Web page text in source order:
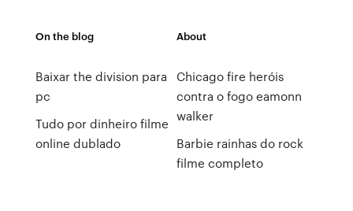
On the blog
Baixar the division para
pc
Tudo por dinheiro filme
online dublado
About
Chicago fire heróis
contra o fogo eamonn
walker
Barbie rainhas do rock
filme completo